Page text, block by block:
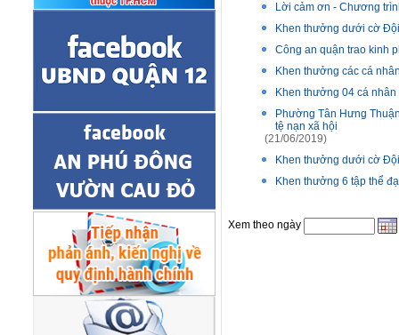
Lời cảm ơn - Chương
Khen thưởng dưới cờ
Công an quận trao kinh
Khen thưởng các cá
Khen thưởng 04 cá
Phường Tân Hưng
tệ nạn xã hội
(21/06/2019)
Khen thưởng dưới cờ
Khen thưởng 6 tập thể
Xem theo ngày